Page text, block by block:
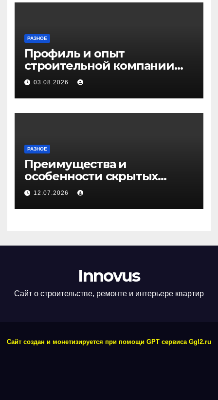
РАЗНОЕ
Профиль и опыт
строительной компании
Медичи
03.08.2026
РАЗНОЕ
Преимущества и
особенности скрытых
дверей
12.07.2026
Innovus
Сайт о строительстве, ремонте и интерьере квартир
Сайт создан и монетизируется при помощи GPT сервиса Ggl2.ru